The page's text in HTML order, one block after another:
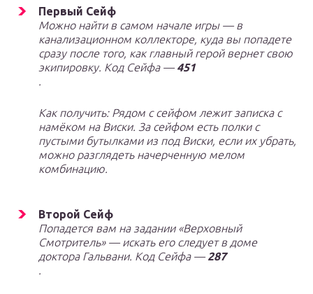
Первый Сейф
Можно найти в самом начале игры — в
канализационном коллекторе, куда вы попадете
сразу после того, как главный герой вернет свою
экипировку. Код Сейфа — 451
.
Как получить: Рядом с сейфом лежит записка с
намёком на Виски. За сейфом есть полки с
пустыми бутылками из под Виски, если их убрать,
можно разглядеть начерченную мелом
комбинацию.
Второй Сейф
Попадется вам на задании «Верховный
Смотритель» — искать его следует в доме
доктора Гальвани. Код Сейфа — 287
.